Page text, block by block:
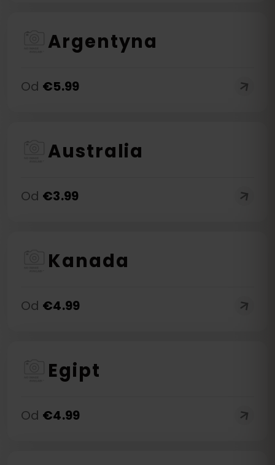
Argentyna
Od €5.99
Australia
Od €3.99
Kanada
Od €4.99
Egipt
Od €4.99